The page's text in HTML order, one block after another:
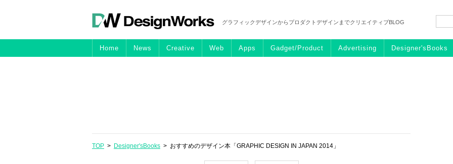
グラフィックデザインからプロダクトデザインまでクリエイティブBLOG
Home News Creative Web Apps Gadget/Product Advertising Designer'sBooks
TOP > Designer'sBooks > おすすめのデザイン本「GRAPHIC DESIGN IN JAPAN 2014」